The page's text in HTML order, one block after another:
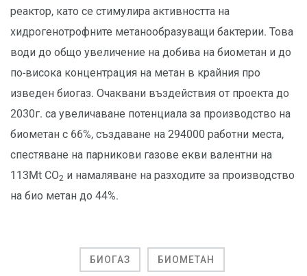
реактор, като се стимулира активността на
хидрогенотрофните метанообразуващи бактерии. Това
води до общо увеличение на добива на биометан и до
по-висока концентрация на метан в крайния про
изведен биогаз. Очаквани въздействия от проекта до
2030г. са увеличаване потенциала за производство на
биометан с 66%, създаване на 294000 работни места,
спестяване на парникови газове екви валентни на
113Mt CO2 и намаляване на разходите за производство
на био метан до 44%.
БИОГАЗ БИОМЕТАН